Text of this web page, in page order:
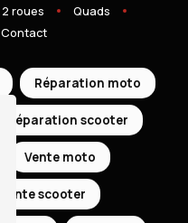
2 roues
Quads
Contact
Réparation moto
Réparation scooter
Vente moto
Vente scooter